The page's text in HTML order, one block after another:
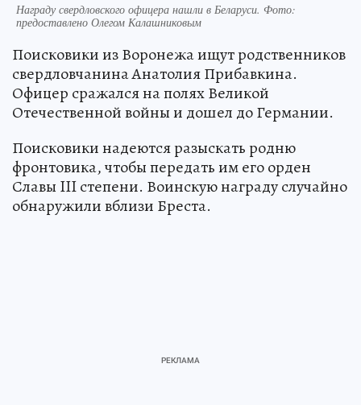
Награду свердловского офицера нашли в Беларуси. Фото:
предоставлено Олегом Калашниковым
Поисковики из Воронежа ищут родственников
свердловчанина Анатолия Прибавкина.
Офицер сражался на полях Великой
Отечественной войны и дошел до Германии.
Поисковики надеются разыскать родню
фронтовика, чтобы передать им его орден
Славы III степени. Воинскую награду случайно
обнаружили вблизи Бреста.